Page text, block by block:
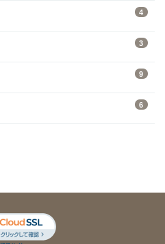
4
3
9
6